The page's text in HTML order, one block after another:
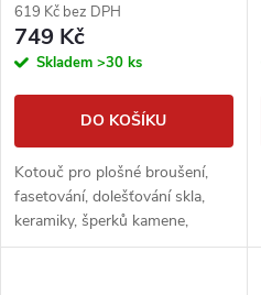
619 Kč bez DPH
749 Kč
Skladem >30 ks
DO KOŠÍKU
Kotouč pro plošné broušení,
fasetování, dolešťování skla,
keramiky, šperků kamene,
minerálů apod.